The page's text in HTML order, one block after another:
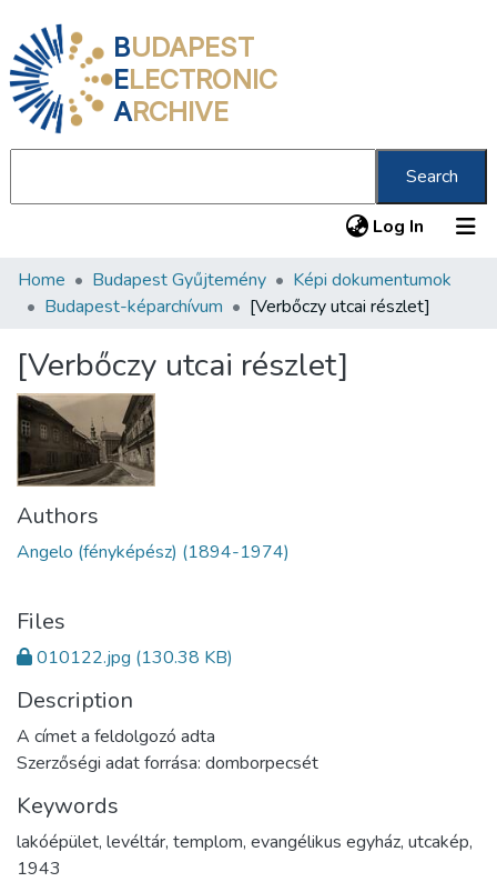
BUDAPEST
ELECTRONIC
ARCHIVE
Search
Log In (current)
Communities & Collections
Statistics
About us
Home Budapest Gyűjtemény
Képi dokumentumok
Budapest-képarchívum
[Verbőczy utcai részlet]
[Verbőczy utcai részlet]
Authors
Angelo (fényképész) (1894-1974)
Files
010122.jpg (130.38 KB)
Description
A címet a feldolgozó adta
Szerzőségi adat forrása: domborpecsét
Keywords
lakóépület, levéltár, templom, evangélikus egyház, utcakép,
1943